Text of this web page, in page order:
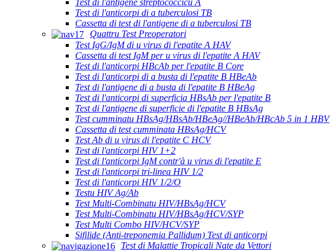
Test di l'anticorpi di a tuberculosi TB
Cassetta di test di l'antigene di a tuberculosi TB
Quattru Test Preoperatori
Test IgG/IgM di u virus di l'epatite A HAV
Cassetta di test IgM per u virus di l'epatite A HAV
Test di l'anticorpi HBcAb per l'epatite B Core
Test di l'anticorpi di a busta di l'epatite B HBeAb
Test di l'antigene di a busta di l'epatite B HBeAg
Test di l'anticorpi di superficia HBsAb per l'epatite B
Test di l'antigene di superficie di l'epatite B HBsAg
Test cumminatu HBsAg/HBsAb/HBeAg//HBeAb/HBcAb 5 in 1 HBV
Cassetta di test cumminata HBsAg/HCV
Test Ab di u virus di l'epatite C HCV
Test di l'anticorpi HIV 1+2
Test di l'anticorpi IgM contr'à u virus di l'epatite E
Test di l'anticorpi tri-linea HIV 1/2
Test di l'anticorpi HIV 1/2/O
Testu HIV Ag/Ab
Test Multi-Combinatu HIV/HBsAg/HCV
Test Multi-Combinatu HIV/HBsAg/HCV/SYP
Test Multi Combo HIV/HCV/SYP
Sifilide (Anti-treponemia Pallidum) Test di anticorpi
Test di Malattie Tropicali Nate da Vettori